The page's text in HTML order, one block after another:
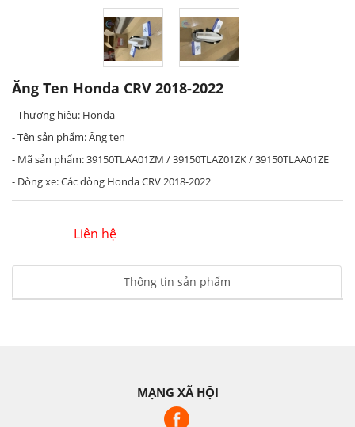
Ăng Ten Honda CRV 2018-2022
- Thương hiệu: Honda
- Tên sản phẩm: Ăng ten
- Mã sản phẩm: 39150TLAA01ZM / 39150TLAZ01ZK / 39150TLAA01ZE
- Dòng xe: Các dòng Honda CRV 2018-2022
Liên hệ
Thông tin sản phẩm
MẠNG XÃ HỘI